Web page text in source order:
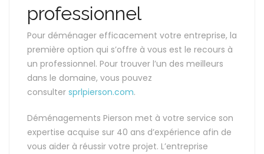
professionnel
Pour déménager efficacement votre entreprise, la
première option qui s’offre à vous est le recours à
un professionnel. Pour trouver l’un des meilleurs
dans le domaine, vous pouvez
consulter sprlpierson.com.
Déménagements Pierson met à votre service son
expertise acquise sur 40 ans d’expérience afin de
vous aider à réussir votre projet. L’entreprise